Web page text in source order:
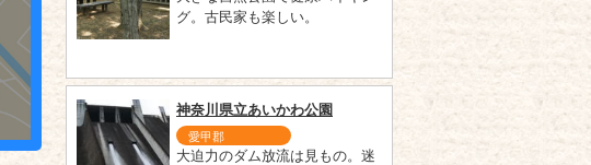
グ。古民家も楽しい。
神奈川県立あいかわ公園
愛甲郡
大迫力のダム放流は見もの。迷